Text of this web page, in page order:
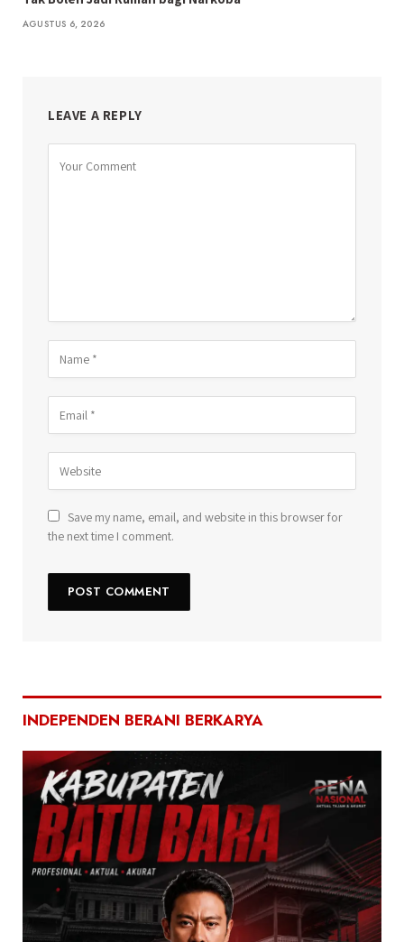
AGUSTUS 6, 2026
LEAVE A REPLY
Save my name, email, and website in this browser for
the next time I comment.
INDEPENDEN BERANI BERKARYA